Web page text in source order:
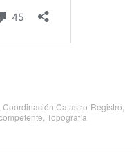
Coordinación Catastro-Registro
Topografía